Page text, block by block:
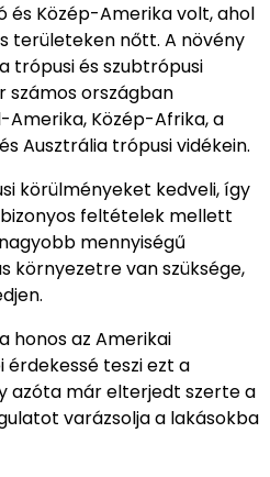
és Közép-Amerika volt, ahol
területeken nőtt. A növény
trópusi és szubtrópusi
számos országban
Közép-Afrika, a
Ausztrália trópusi vidékein.
körülményeket kedveli, így
feltételek mellett
mennyiségű
környezetre van szüksége,
honos az Amerikai
teszi ezt a
azóta már elterjedt szerte a
varázsolja a lakásokba